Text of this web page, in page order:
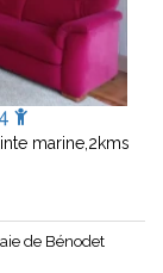
marine,2kms
de Bénodet